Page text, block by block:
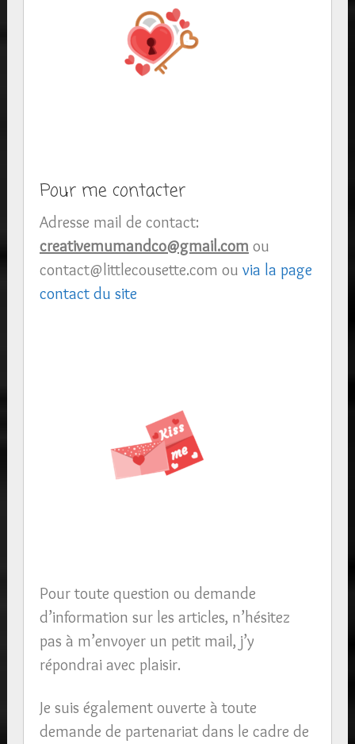
Pour me contacter
Adresse mail de contact:
creativemumandco@gmail.com ou
contact@littlecousette.com ou via la page
contact du site
Pour toute question ou demande
d’information sur les articles, n’hésitez
pas à m’envoyer un petit mail, j’y
répondrai avec plaisir.
Je suis également ouverte à toute
demande de partenariat dans le cadre de